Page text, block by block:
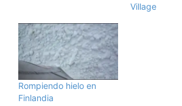
Village
Rompiendo hielo en
Finlandia